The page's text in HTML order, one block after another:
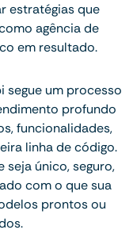
estratégias que
agência de
em resultado.
segue um processo
profundo
funcionalidades,
linha de código.
seja único, seguro,
com o que sua
prontos ou